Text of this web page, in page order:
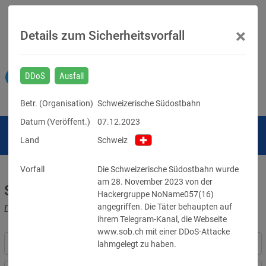
Sicherheitsvorfälle
Datenpannen, Cyber-Angriffe und Schwachstellen
Details zum Sicherheitsvorfall ×
DDoS Ausfall
Betr. (Organisation) Schweizerische Südostbahn
Datum (Veröffent.)
07.12.2023
Land
Schweiz
Vorfall
Die Schweizerische Südostbahn wurde
am 28. November 2023 von der
Hackergruppe NoName057(16)
angegriffen. Die Täter behaupten auf
ihrem Telegram-Kanal, die Webseite
www.sob.ch mit einer DDoS-Attacke
lahmgelegt zu haben.